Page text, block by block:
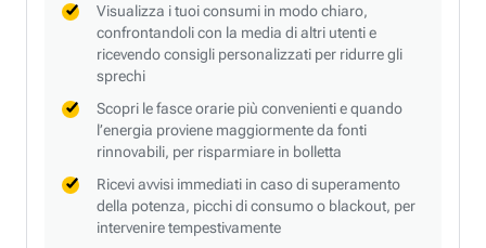
Visualizza i tuoi consumi in modo chiaro,
confrontandoli con la media di altri utenti e
ricevendo consigli personalizzati per ridurre gli
sprechi
Scopri le fasce orarie più convenienti e quando
l’energia proviene maggiormente da fonti
rinnovabili, per risparmiare in bolletta
Ricevi avvisi immediati in caso di superamento
della potenza, picchi di consumo o blackout, per
intervenire tempestivamente